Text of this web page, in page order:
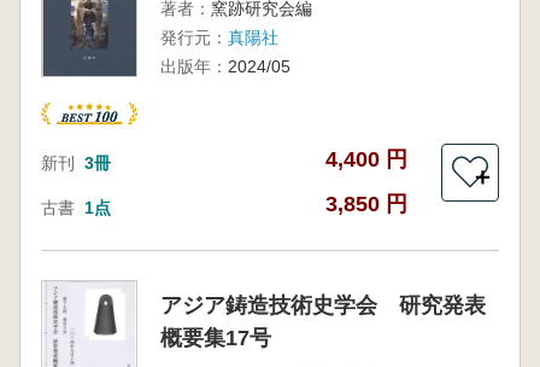
著者： 窯跡研究会編
発行元： 真陽社
出版年： 2024/05
新刊 3冊 4,400 円
古書 1点 3,850 円
＋
アジア鋳造技術史学会 研究発表
概要集17号